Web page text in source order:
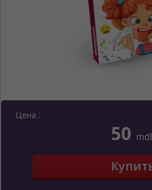
Цена :
50 mdl
ЯЗЫК САЙТА / LIMBA SITE-ULUI